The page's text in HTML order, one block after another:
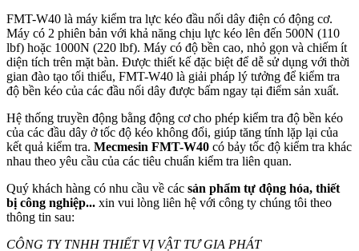
FMT-W40 là máy kiểm tra lực kéo đầu nối dây điện có động cơ.
Máy có 2 phiên bản với khả năng chịu lực kéo lên đến 500N (110
lbf) hoặc 1000N (220 lbf). Máy có độ bền cao, nhỏ gọn và chiếm ít
diện tích trên mặt bàn. Được thiết kế đặc biệt để dễ sử dụng với thời
gian đào tạo tối thiểu, FMT-W40 là giải pháp lý tưởng để kiểm tra
độ bền kéo của các đầu nối dây được bấm ngay tại điểm sản xuất.
Hệ thống truyền động bằng động cơ cho phép kiểm tra độ bền kéo
của các đầu dây ở tốc độ kéo không đổi, giúp tăng tính lặp lại của
kết quả kiểm tra. Mecmesin FMT-W40 có bảy tốc độ kiểm tra khác
nhau theo yêu cầu của các tiêu chuẩn kiểm tra liên quan.
Quý khách hàng có nhu cầu về các sản phẩm tự động hóa, thiết
bị công nghiệp... xin vui lòng liên hệ với công ty chúng tôi theo
thông tin sau:
CÔNG TY TNHH THIẾT VỊ VẬT TƯ GIA PHÁT